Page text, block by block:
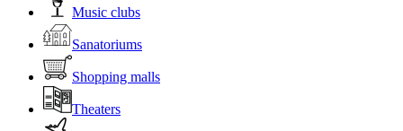
Music clubs
Sanatoriums
Shopping malls
Theaters